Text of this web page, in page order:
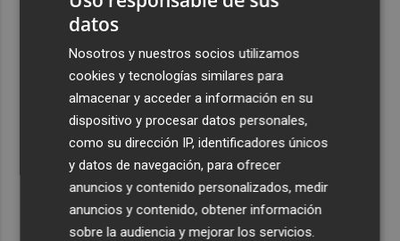
datos
Nosotros y nuestros socios utilizamos
cookies y tecnologías similares para
almacenar y acceder a información en su
dispositivo y procesar datos personales,
como su dirección IP, identificadores únicos
y datos de navegación, para ofrecer
anuncios y contenido personalizados, medir
anuncios y contenido, obtener información
sobre la audiencia y mejorar los servicios.